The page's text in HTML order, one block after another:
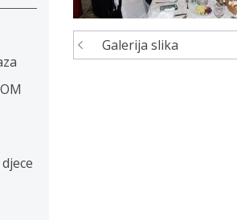
Navigacija
Galerija slika